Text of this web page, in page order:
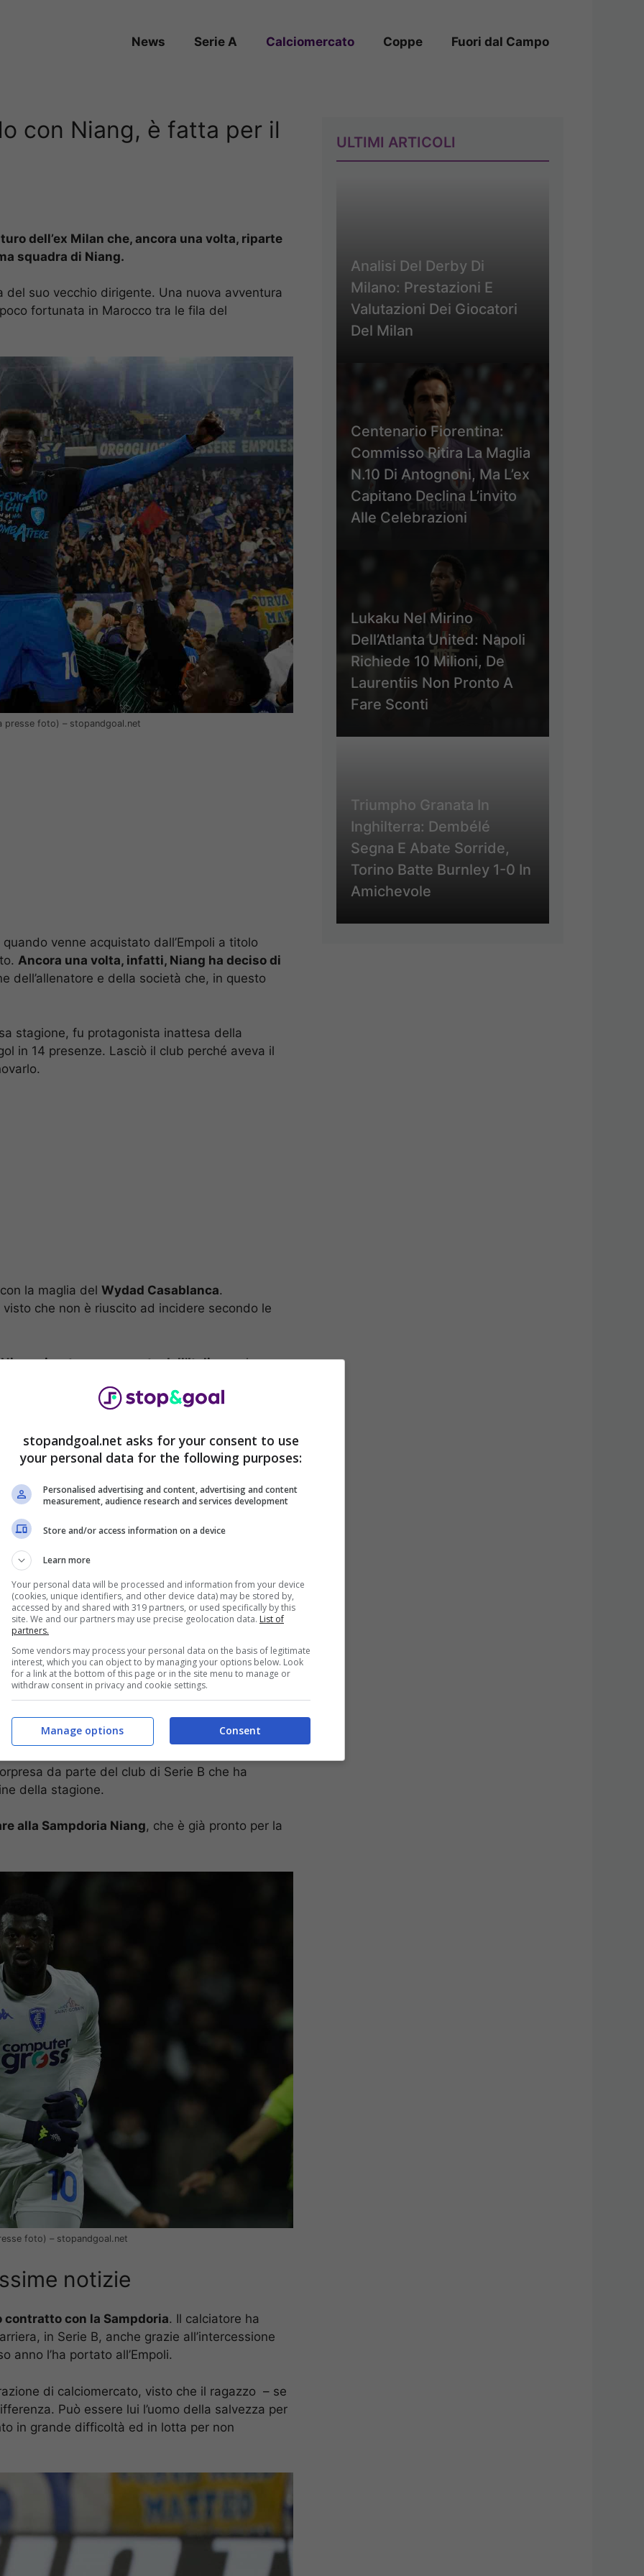
News Serie A Calciomercato Coppe Fuori dal Campo
con Niang, è fatta per il
dell’ex Milan che, ancora una volta, riparte
squadra di Niang.
del suo vecchio dirigente. Una nuova avventura
fortunata in Marocco tra le fila del
presse foto) – stopandgoal.net
venne acquistato dall’Empoli a titolo
Ancora una volta, infatti, Niang ha deciso di
dell’allenatore e della società che, in questo
stagione, fu protagonista inattesa della
in 14 presenze. Lasciò il club perché aveva il
la maglia del Wydad Casablanca.
che non è riuscito ad incidere secondo le
riparte nuovamente dall’Italiacon la
il prossimo club dell’attaccante, che ha
Ritorno in Italia per
società è corsa ai ripari per aggiustare la rosa
vecchia conoscenza, che ha portato
da parte del club di Serie B che ha
della stagione.
alla Sampdoria Niang, che è già pronto per la
foto) – stopandgoal.net
notizie
contratto con la Sampdoria. Il calciatore ha
in Serie B, anche grazie all’intercessione
l’ha portato all’Empoli.
di calciomercato, visto che il ragazzo – se
Può essere lui l’uomo della salvezza per
in grande difficoltà ed in lotta per non
ULTIMI ARTICOLI
Analisi Del Derby Di
Milano: Prestazioni E
Valutazioni Dei Giocatori
Del Milan
Centenario Fiorentina:
Commisso Ritira La Maglia
N.10 Di Antognoni, Ma L’ex
Capitano Declina L’invito
Alle Celebrazioni
Lukaku Nel Mirino
Dell’Atlanta United: Napoli
Richiede 10 Milioni, De
Laurentiis Non Pronto A
Fare Sconti
Triumpho Granata In
Inghilterra: Dembélé
Segna E Abate Sorride,
Torino Batte Burnley 1-0 In
Amichevole
stopandgoal.net asks for your consent to use
your personal data for the following purposes:
Personalised advertising and content, advertising and content
measurement, audience research and services development
Store and/or access information on a device
Learn more
Your personal data will be processed and information from your device
(cookies, unique identifiers, and other device data) may be stored by,
accessed by and shared with 319 partners, or used specifically by this
site. We and our partners may use precise geolocation data. List of
partners.
Some vendors may process your personal data on the basis of legitimate
interest, which you can object to by managing your options below. Look
for a link at the bottom of this page or in the site menu to manage or
withdraw consent in privacy and cookie settings.
Consent
Manage options